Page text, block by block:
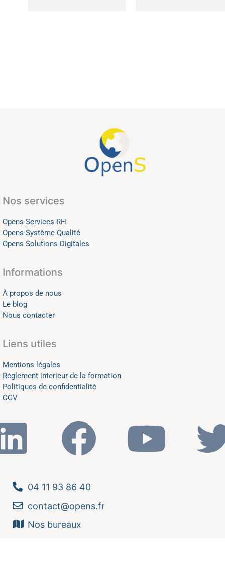
Nos services
Opens Services RH
Opens Système Qualité
Opens Solutions Digitales
Informations
À propos de nous
Le blog
Nous contacter
Liens utiles
Mentions légales
Règlement interieur de la formation
Politiques de confidentialité
CGV
04 11 93 86 40
contact@opens.fr
Nos bureaux